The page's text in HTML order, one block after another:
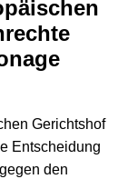
Gerichtshof
Entscheidung
den